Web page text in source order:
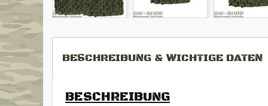
BESCHREIBUNG & WICHTIGE DATEN
BESCHREIBUNG